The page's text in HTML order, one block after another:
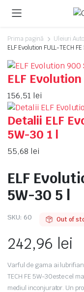
Prima pagină Uleiuri Auto
ELF Evolution FULL-TECH FE
ELF
156,51 lei
Detalii ELF
5W-30 1 l
55,68 lei
ELF
5W-30 5 l
SKU: 60 Out of
242,96 lei
Varful de gama ai
TECH FE 5W-30este cel
mediul inconjurator. Un